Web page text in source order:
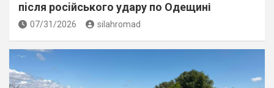
пiсля росiйського удару по Одещині
07/31/2026 silahromad